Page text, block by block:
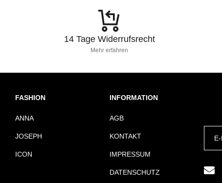
14 Tage Widerrufsrecht
Mehr erfahren
FASHION
ANNA
JOSEPH
ICON
INFORMATION
AGB
KONTAKT
IMPRESSUM
DATENSCHUTZ